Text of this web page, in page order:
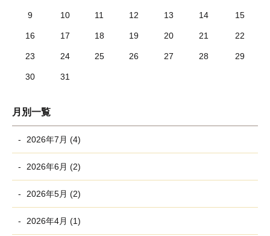
9 10 11 12 13 14 15
16 17 18 19 20 21 22
23 24 25 26 27 28 29
30 31
月別一覧
2026年7月 (4)
2026年6月 (2)
2026年5月 (2)
2026年4月 (1)